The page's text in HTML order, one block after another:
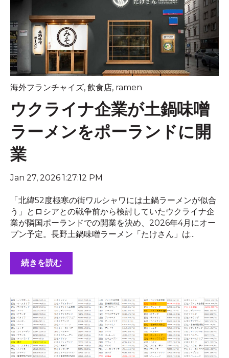
海外フランチャイズ, 飲食店, ramen
ウクライナ企業が土鍋味噌
ラーメンをポーランドに開
業
Jan 27, 2026 1:27:12 PM
「北緯52度極寒の街ワルシャワには土鍋ラーメンが似合
う」とロシアとの戦争前から検討していたウクライナ企
業が隣国ポーランドでの開業を決め、2026年4月にオー
プン予定。長野土鍋味噌ラーメン「たけさん」は...
続きを読む